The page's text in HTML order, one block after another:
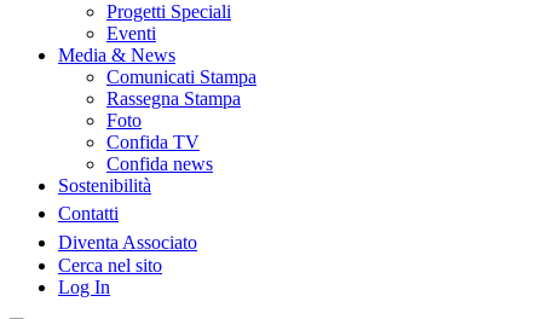
Progetti Speciali
Eventi
Media & News
Comunicati Stampa
Rassegna Stampa
Foto
Confida TV
Confida news
Sostenibilità
Contatti
Diventa Associato
Cerca nel sito
Log In